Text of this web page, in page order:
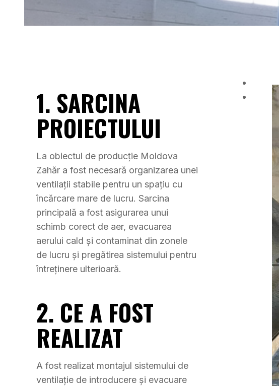
1. SARCINA
PROIECTULUI
La obiectul de producție Moldova
Zahăr a fost necesară organizarea unei
ventilații stabile pentru un spațiu cu
încărcare mare de lucru. Sarcina
principală a fost asigurarea unui
schimb corect de aer, evacuarea
aerului cald și contaminat din zonele
de lucru și pregătirea sistemului pentru
întreținere ulterioară.
2. CE A FOST
REALIZAT
A fost realizat montajul sistemului de
ventilație de introducere și evacuare